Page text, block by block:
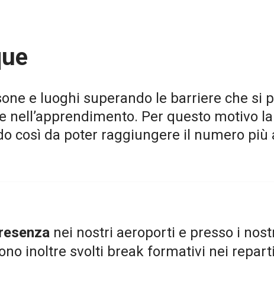
e luoghi superando le barriere che si
nell’apprendimento. Per questo motivo
così da poter raggiungere il numero
nei nostri aeroporti e presso i
inoltre svolti break formativi nei